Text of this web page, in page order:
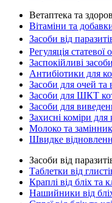
Ветаптека та
Вітаміни та
Засоби від
Регуляція статевої
Заспокійливі
Антибіотики для
Засоби для очей та
Засоби для ШКТ
Засоби для
Захисні коміри для
Молоко та
Швидке
Засоби від
Таблетки від
Краплі від бліх та
Нашийники від